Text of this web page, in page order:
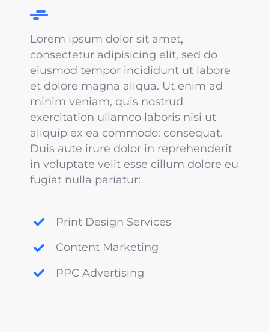
Lorem ipsum dolor sit amet,
consectetur adipisicing elit, sed do
eiusmod tempor incididunt ut labore
et dolore magna aliqua. Ut enim ad
minim veniam, quis nostrud
exercitation ullamco laboris nisi ut
aliquip ex ea commodo: consequat.
Duis aute irure dolor in reprehenderit
in voluptate velit esse cillum dolore eu
fugiat nulla pariatur:
Print Design Services
Content Marketing
PPC Advertising